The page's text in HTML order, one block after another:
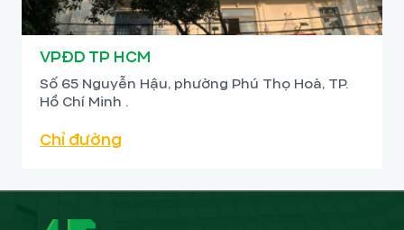
VPĐD TP HCM
Số 65 Nguyễn Hậu, phường Phú Thọ Hoà, TP.
Hồ Chí Minh .
Chỉ đường